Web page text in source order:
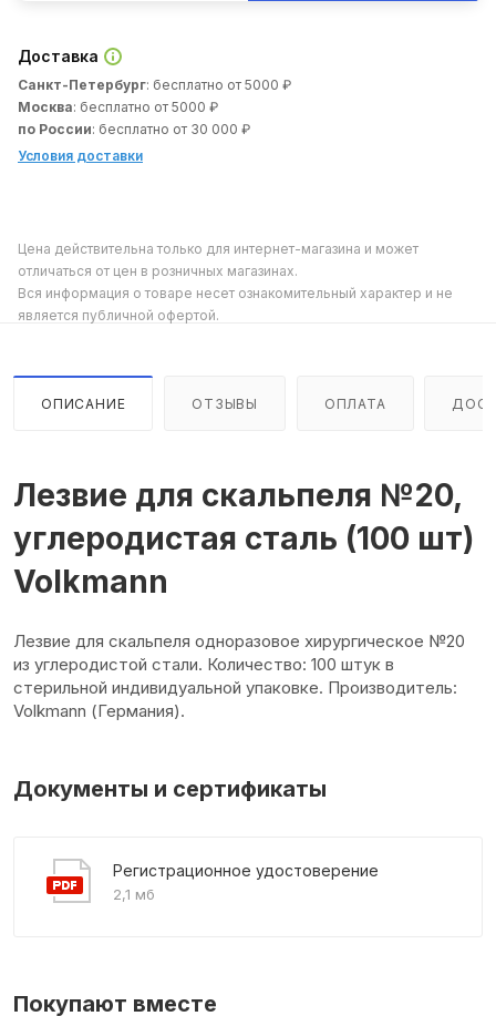
Доставка
Санкт-Петербург: бесплатно от 5000 ₽
Москва: бесплатно от 5000 ₽
по России: бесплатно от 30 000 ₽
Условия доставки
Цена действительна только для интернет-магазина и может
отличаться от цен в розничных магазинах.
Вся информация о товаре несет ознакомительный характер и не
является публичной офертой.
ОПИСАНИЕ ОТЗЫВЫ ОПЛАТА
Лезвие для скальпеля №20,
углеродистая сталь (100 шт)
Volkmann
Лезвие для скальпеля одноразовое хирургическое №20
из углеродистой стали. Количество: 100 штук в
стерильной индивидуальной упаковке. Производитель:
Volkmann (Германия).
Документы и сертификаты
Регистрационное удостоверение
2,1 мб
Покупают вместе